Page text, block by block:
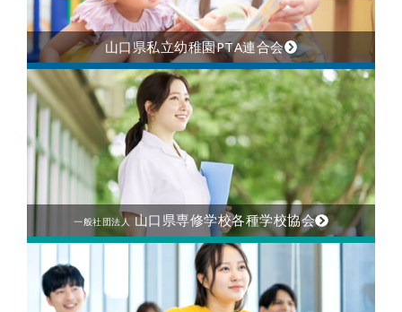
山口県私立幼稚園PTA連合会
一般社団法人山口県専修学校各種学校協会